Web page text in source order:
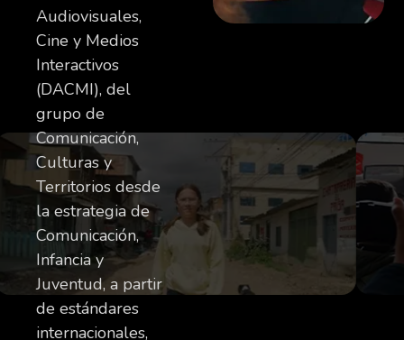
Audiovisuales,
Cine y Medios
Interactivos
(DACMI), del
grupo de
Comunicación,
Culturas y
Territorios desde
la estrategia de
Comunicación,
Infancia y
Juventud, a partir
de estándares
internacionales,